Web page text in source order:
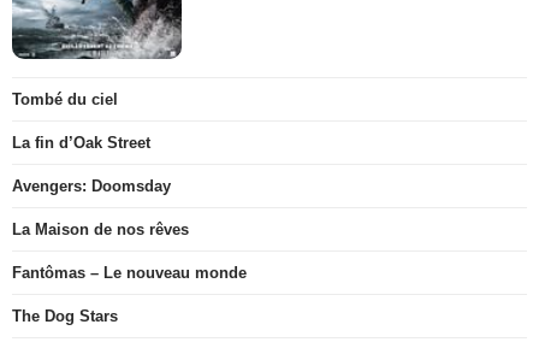
Tombé du ciel
La fin d’Oak Street
Avengers: Doomsday
La Maison de nos rêves
Fantômas – Le nouveau monde
The Dog Stars